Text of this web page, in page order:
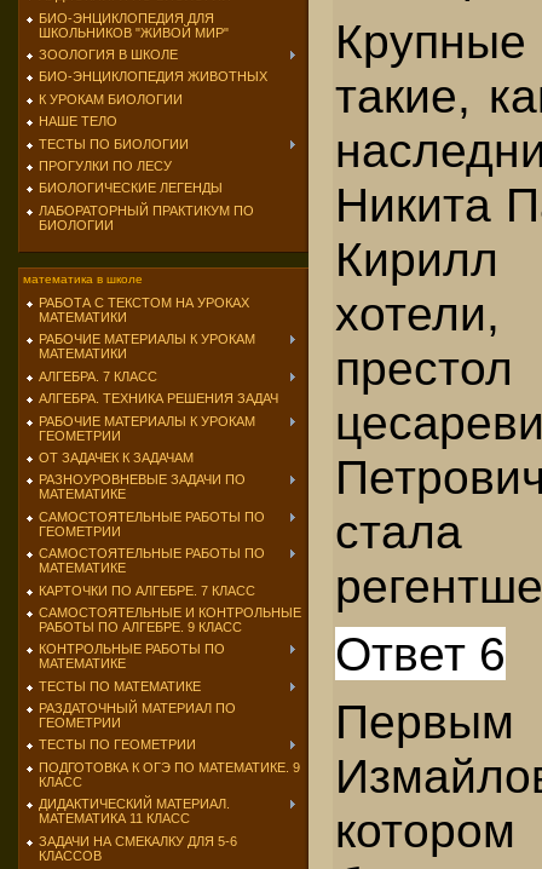
БИО-ЭНЦИКЛОПЕДИЯ ДЛЯ
ШКОЛЬНИКОВ "ЖИВОЙ МИР"
ЗООЛОГИЯ В ШКОЛЕ
БИО-ЭНЦИКЛОПЕДИЯ ЖИВОТНЫХ
К УРОКАМ БИОЛОГИИ
НАШЕ ТЕЛО
ТЕСТЫ ПО БИОЛОГИИ
ПРОГУЛКИ ПО ЛЕСУ
БИОЛОГИЧЕСКИЕ ЛЕГЕНДЫ
ЛАБОРАТОРНЫЙ ПРАКТИКУМ ПО
БИОЛОГИИ
математика в школе
РАБОТА С ТЕКСТОМ НА УРОКАХ
МАТЕМАТИКИ
РАБОЧИЕ МАТЕРИАЛЫ К УРОКАМ
МАТЕМАТИКИ
АЛГЕБРА. 7 КЛАСС
АЛГЕБРА. ТЕХНИКА РЕШЕНИЯ ЗАДАЧ
РАБОЧИЕ МАТЕРИАЛЫ К УРОКАМ
ГЕОМЕТРИИ
ОТ ЗАДАЧЕК К ЗАДАЧАМ
РАЗНОУРОВНЕВЫЕ ЗАДАЧИ ПО
МАТЕМАТИКЕ
САМОСТОЯТЕЛЬНЫЕ РАБОТЫ ПО
ГЕОМЕТРИИ
САМОСТОЯТЕЛЬНЫЕ РАБОТЫ ПО
МАТЕМАТИКЕ
КАРТОЧКИ ПО АЛГЕБРЕ. 7 КЛАСС
САМОСТОЯТЕЛЬНЫЕ И КОНТРОЛЬНЫЕ
РАБОТЫ ПО АЛГЕБРЕ. 9 КЛАСС
КОНТРОЛЬНЫЕ РАБОТЫ ПО
МАТЕМАТИКЕ
ТЕСТЫ ПО МАТЕМАТИКЕ
РАЗДАТОЧНЫЙ МАТЕРИАЛ ПО
ГЕОМЕТРИИ
ТЕСТЫ ПО ГЕОМЕТРИИ
ПОДГОТОВКА К ОГЭ ПО МАТЕМАТИКЕ. 9
КЛАСС
ДИДАКТИЧЕСКИЙ МАТЕРИАЛ.
МАТЕМАТИКА 11 КЛАСС
ЗАДАЧИ НА СМЕКАЛКУ ДЛЯ 5-6
КЛАССОВ
такие,
Никита
Кирилл
Ответ 6